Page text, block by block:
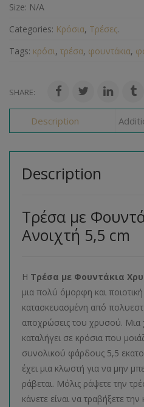
Size: N/A
Categories: Κρόσια, Τρέσες.
Tags: κρόσι, τρέσα, φουντάκια,
SHARE:
Description
Description
Τρέσα με
Ανοιχτή 5,5 cm
Η Τρέσα με Φουντάκια
μια πολύ όμορφη και ποιοτική
κατασκευασμένη από
αποχρώσεις του χρυσού. Μια
καταλήγει σε κρόσια που
συνολικού φάρδους 5,5
έχει μια κλωστή για να μην
ράβεται. Μόλις ράψετε την
κάνετε είναι να τραβήξετε